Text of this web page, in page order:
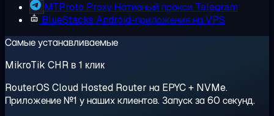
MTProto ProxyНативный прокси Telegram
BlueStacks Android-приложения на VPS
Самые устанавливаемые
MikroTik CHR в 1 клик
RouterOS Cloud Hosted Router на EPYC + NVMe.
Приложение №1 у наших клиентов. Запуск за 60 секунд.